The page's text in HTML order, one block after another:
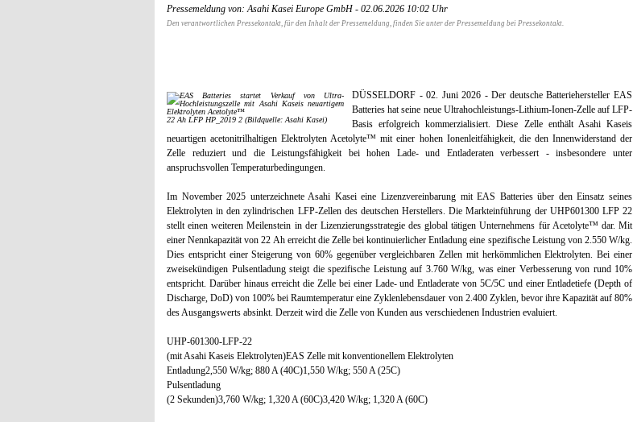
Pressemeldung von: Asahi Kasei Europe GmbH - 02.06.2026 10:02 Uhr
Den verantwortlichen Pressekontakt, für den Inhalt der Pressemeldung, finden Sie unter der Pressemeldung bei Pressekontakt.
22 Ah LFP HP_2019 2 (Bildquelle: Asahi Kasei)
DÜSSELDORF - 02. Juni 2026 - Der deutsche Batteriehersteller EAS
Batteries hat seine neue Ultrahochleistungs-Lithium-Ionen-Zelle auf LFP-
Basis erfolgreich kommerzialisiert. Diese Zelle enthält Asahi Kaseis
neuartigen acetonitrilhaltigen Elektrolyten Acetolyte™ mit einer hohen Ionenleitfähigkeit, die den Innenwiderstand der
Zelle reduziert und die Leistungsfähigkeit bei hohen Lade- und Entladeraten verbessert - insbesondere unter
anspruchsvollen Temperaturbedingungen.
Im November 2025 unterzeichnete Asahi Kasei eine Lizenzvereinbarung mit EAS Batteries über den Einsatz seines
Elektrolyten in den zylindrischen LFP-Zellen des deutschen Herstellers. Die Markteinführung der UHP601300 LFP 22
stellt einen weiteren Meilenstein in der Lizenzierungsstrategie des global tätigen Unternehmens für Acetolyte™ dar. Mit
einer Nennkapazität von 22 Ah erreicht die Zelle bei kontinuierlicher Entladung eine spezifische Leistung von 2.550 W/kg.
Dies entspricht einer Steigerung von 60% gegenüber vergleichbaren Zellen mit herkömmlichen Elektrolyten. Bei einer
zweisekündigen Pulsentladung steigt die spezifische Leistung auf 3.760 W/kg, was einer Verbesserung von rund 10%
entspricht. Darüber hinaus erreicht die Zelle bei einer Lade- und Entladerate von 5C/5C und einer Entladetiefe (Depth of
Discharge, DoD) von 100% bei Raumtemperatur eine Zyklenlebensdauer von 2.400 Zyklen, bevor ihre Kapazität auf 80%
des Ausgangswerts absinkt. Derzeit wird die Zelle von Kunden aus verschiedenen Industrien evaluiert.
UHP-601300-LFP-22
(mit Asahi Kaseis Elektrolyten)EAS Zelle mit konventionellem Elektrolyten
Entladung2,550 W/kg; 880 A (40C)1,550 W/kg; 550 A (25C)
Pulsentladung
(2 Sekunden)3,760 W/kg; 1,320 A (60C)3,420 W/kg; 1,320 A (60C)